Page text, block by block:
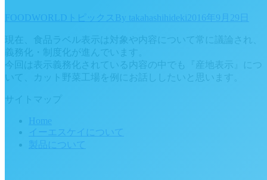
FOODWORLDトピックス By takahashihideki 2016年9月29日
現在、食品ラベル表示は対象や内容について常に議論され、
義務化・制度化が進んでいます。
今回は表示義務化されている内容の中でも『産地表示』につ
いて、カット野菜工場を例にお話ししたいと思います。
サイトマップ
Home
イーエスケイについて
製品について